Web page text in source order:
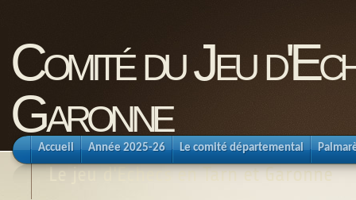
Comité du Jeu
Garonne
Le jeu d'Echecs en Tarn et Garonne
Accueil Année 2025-26 Le comité départemental